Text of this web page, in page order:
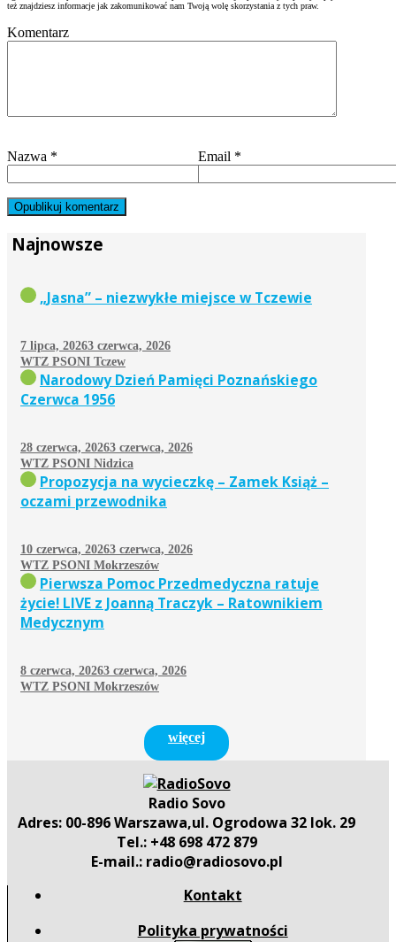
też znajdziesz informacje jak zakomunikować nam Twoją wolę skorzystania z tych praw.
Komentarz
Nazwa * Email *
Najnowsze
„Jasna” – niezwykłe miejsce w Tczewie
7 lipca, 20263 czerwca, 2026
WTZ PSONI Tczew
Narodowy Dzień Pamięci Poznańskiego
Czerwca 1956
28 czerwca, 20263 czerwca, 2026
WTZ PSONI Nidzica
Propozycja na wycieczkę – Zamek Książ –
oczami przewodnika
10 czerwca, 20263 czerwca, 2026
WTZ PSONI Mokrzeszów
Pierwsza Pomoc Przedmedyczna ratuje
życie! LIVE z Joanną Traczyk – Ratownikiem
Medycznym
8 czerwca, 20263 czerwca, 2026
WTZ PSONI Mokrzeszów
więcej
Radio Sovo
Adres: 00-896 Warszawa,ul. Ogrodowa 32 lok. 29
Tel.: +48 698 472 879
E-mail.: radio@radiosovo.pl
Kontakt
Polityka prywatności